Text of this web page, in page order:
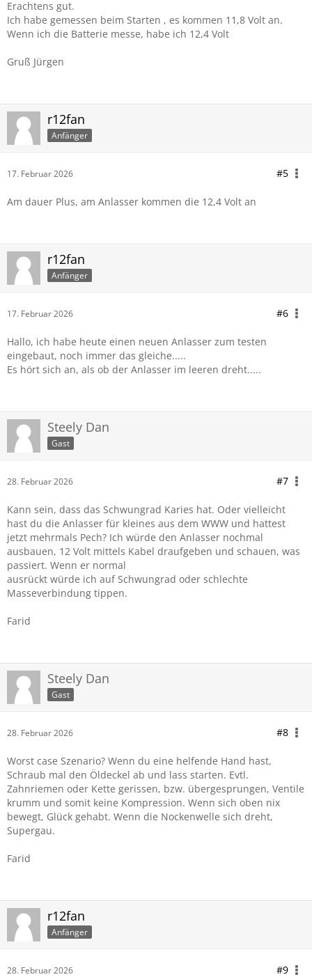
Erachtens gut.
Ich habe gemessen beim Starten , es kommen 11,8 Volt an.
Wenn ich die Batterie messe, habe ich 12,4 Volt
Gruß Jürgen
r12fan
Anfänger
17. Februar 2026 #5
Am dauer Plus, am Anlasser kommen die 12,4 Volt an
r12fan
Anfänger
17. Februar 2026 #6
Hallo, ich habe heute einen neuen Anlasser zum testen
eingebaut, noch immer das gleiche.....
Es hört sich an, als ob der Anlasser im leeren dreht.....
Steely Dan
Gast
28. Februar 2026 #7
Kann sein, dass das Schwungrad Karies hat. Oder vielleicht
hast du die Anlasser für kleines aus dem WWW und hattest
jetzt mehrmals Pech? Ich würde den Anlasser nochmal
ausbauen, 12 Volt mittels Kabel draufgeben und schauen, was
passiert. Wenn er normal
ausrückt würde ich auf Schwungrad oder schlechte
Masseverbindung tippen.
Farid
Steely Dan
Gast
28. Februar 2026 #8
Worst case Szenario? Wenn du eine helfende Hand hast,
Schraub mal den Öldeckel ab und lass starten. Evtl.
Zahnriemen oder Kette gerissen, bzw. übergesprungen, Ventile
krumm und somit keine Kompression. Wenn sich oben nix
bewegt, Glück gehabt. Wenn die Nockenwelle sich dreht,
Supergau.
Farid
r12fan
Anfänger
28. Februar 2026 #9